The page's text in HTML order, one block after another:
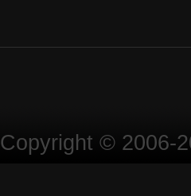
Copyright © 2006-